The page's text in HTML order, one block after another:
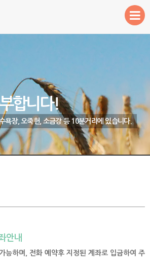
합니다!
욕장, 오죽헌, 소금강 등 10분거리에 있습니다.
안내
능하며, 전화 예약후 지정된 계좌로 입금하여 주